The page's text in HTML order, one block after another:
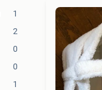
1
2
0
0
1